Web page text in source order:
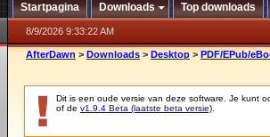
Startpagina Downloads Top downloads
8/9/2026 9:33:22 AM
AfterDawn > Downloads > Desktop > PDF/EPub/
Dit is een oude versie van deze software. Je kunt
of de v1.9.4 Beta (laatste beta versie)